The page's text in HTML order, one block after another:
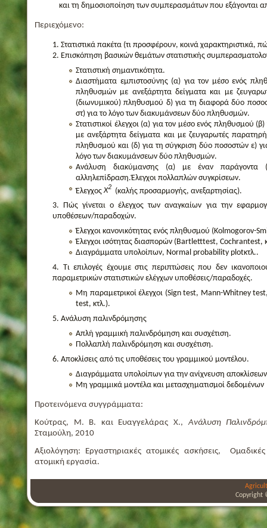
και τη δημοσιοποίηση των συμπερασμάτων που εξάγονται
Περιεχόμενο:
Στατιστικά πακέτα (τι προσφέρουν, κοινά χαρακτηριστικά,
Επισκόπηση βασικών θεμάτων στατιστικής
Στατιστική σημαντικότητα.
Διαστήματα εμπιστοσύνης (α) για τον μέσο ενός
πληθυσμών με ανεξάρτητα δείγματα και με
(διωνυμικού) πληθυσμού δ) για τη διαφορά δύο
στ) για το λόγο των διακυμάνσεων δύο πληθυσμών.
Στατιστικοί έλεγχοι (α) για τον μέσο ενός πληθυσμού
με ανεξάρτητα δείγματα και με ζευγαρωτές
πληθυσμού και (δ) για τη σύγκριση δύο ποσοστών ε)
λόγο των διακυμάνσεων δύο πληθυσμών.
Ανάλυση διακύμανσης (α) με έναν
αλληλεπίδραση.Έλεγχοι πολλαπλών συγκρίσεων.
ΈλεγχοςX2 (καλής προσαρμογής, ανεξαρτησίας).
Πώς γίνεται ο έλεγχος των αναγκαίων για την
υποθέσεων/παραδοχών.
Έλεγχοι κανονικότητας ενός πληθυσμού (Kolmogorov-
Έλεγχοι ισότητας διασπορών (Bartletttest, Cochrantest,
Διαγράμματα υπολοίπων, Normal probability plotκτλ..
Τι επιλογές έχουμε στις περιπτώσεις που δεν
παραμετρικών στατιστικών ελέγχων υποθέσεις/παραδοχές.
Μη παραμετρικοί έλεγχοι (Sign test, Mann-Whitney
test, κτλ.).
Ανάλυση παλινδρόμησης
Απλή γραμμική παλινδρόμηση και συσχέτιση.
Πολλαπλή παλινδρόμηση και συσχέτιση.
Αποκλίσεις από τις υποθέσεις του γραμμικού μοντέλου.
Διαγράμματα υπολοίπων για την ανίχνευση
Μη γραμμικά μοντέλα και μετασχηματισμοί δεδομένων
Προτεινόμενα συγγράμματα:
Κούτρας, Μ. Β. και Ευαγγελάρας Χ.,Ανάλυση
Σταμούλη, 2010
Αξιολόγηση: Εργαστηριακές ατομικές ασκήσεις,
ατομική εργασία.
Copyright
bursa
escort
gorukle
bursa
escort
gorukle
bursa
escort
bursa